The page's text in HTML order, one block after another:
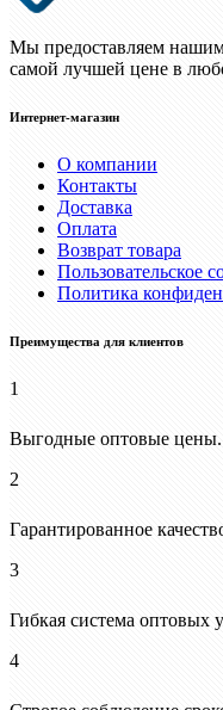
Мы предоставляем
самой лучшей цене в
Интернет-магазин
О компании
Контакты
Доставка
Оплата
Возврат товара
Пользовательское
Политика
Преимущества для клиентов
1
Выгодные оптовые цены.
2
Гарантированное
3
Гибкая система оптовых
4